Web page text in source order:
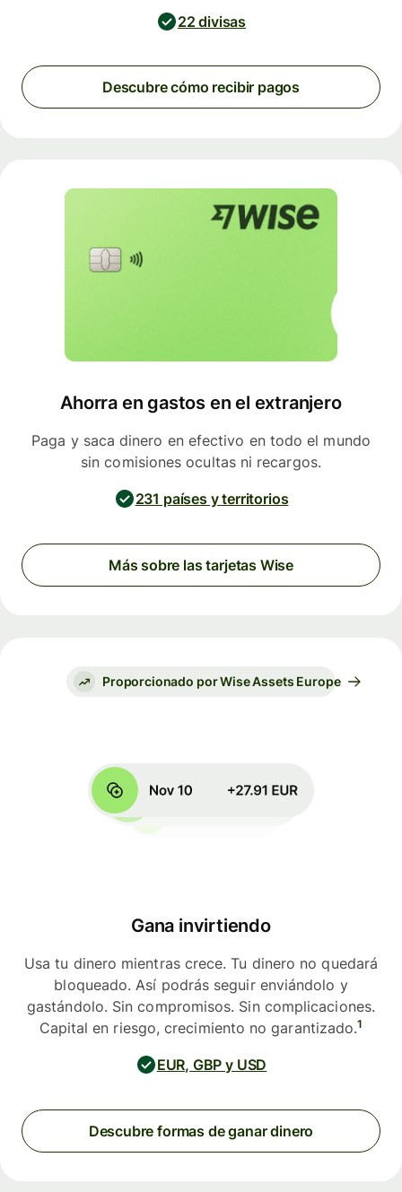
22 divisas
Descubre cómo recibir pagos
Ahorra en gastos en el extranjero
Paga y saca dinero en efectivo en todo el mundo
sin comisiones ocultas ni recargos.
231 países y territorios
Más sobre las tarjetas Wise
Proporcionado por Wise Assets Europe
Gana invirtiendo
Usa tu dinero mientras crece. Tu dinero no quedará
bloqueado. Así podrás seguir enviándolo y
gastándolo. Sin compromisos. Sin complicaciones.
Capital en riesgo, crecimiento no garantizado.1
EUR, GBP y USD
Descubre formas de ganar dinero